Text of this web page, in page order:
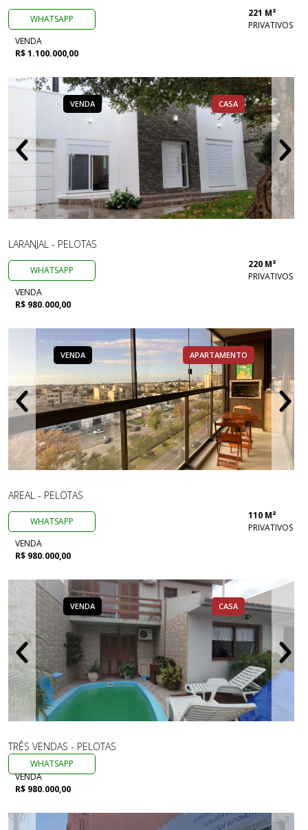
WHATSAPP
221 M²
PRIVATIVOS
VENDA
R$ 1.100.000,00
VENDA CASA
LARANJAL - PELOTAS
WHATSAPP
220 M²
PRIVATIVOS
VENDA
R$ 980.000,00
VENDA APARTAMENTO
AREAL - PELOTAS
WHATSAPP
110 M²
PRIVATIVOS
VENDA
R$ 980.000,00
VENDA CASA
TRÊS VENDAS - PELOTAS
WHATSAPP
VENDA
R$ 980.000,00